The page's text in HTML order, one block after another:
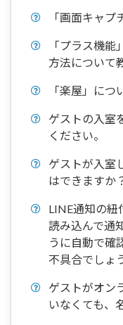
「画面キャプ
「プラス機
方法について
「楽屋」につ
ゲストの入室
ください。
ゲストが入室
はできますか
LINE通知の紐
読み込んで通
うに自動で確
不具合でしょ
ゲストがオン
いなくても、